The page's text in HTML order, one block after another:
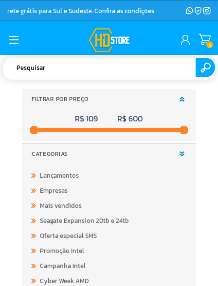
Frete grátis para Sul e Sudeste. Confira as condições
0
FILTRAR POR PREÇO
R$ 109 R$ 600
CATEGORIAS
Lançamentos
Empresas
Mais vendidos
Seagate Expansion 20tb e 24tb
Oferta especial SMS
Promoção Intel
Campanha Intel
Cyber Week AMD